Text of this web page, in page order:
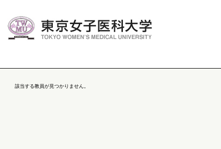
該当する教員が見つかりません。